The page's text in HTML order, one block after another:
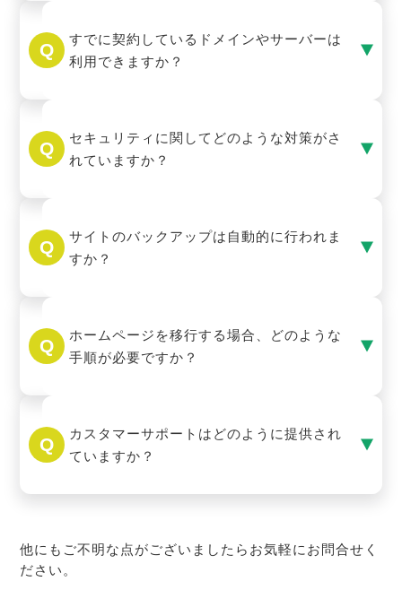
すでに契約しているドメインやサーバーは
利用できますか？
セキュリティに関してどのような対策がさ
れていますか？
サイトのバックアップは自動的に行われま
すか？
ホームページを移行する場合、どのような
手順が必要ですか？
カスタマーサポートはどのように提供され
ていますか？
他にもご不明な点がございましたらお気軽にお問合せく
ださい。